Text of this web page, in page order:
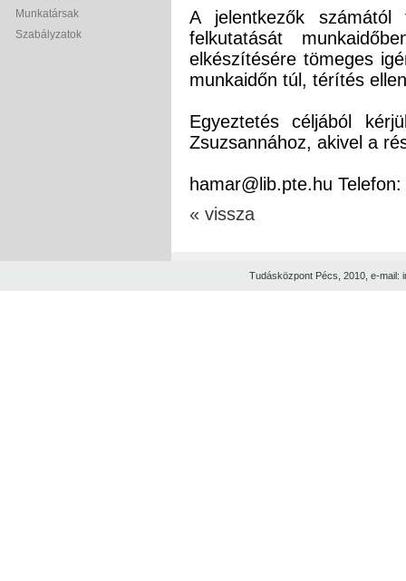
Munkatársak
Szabályzatok
A jelentkezők számától
felkutatását
elkészítésére tömeges
munkaidőn túl, térítés
Egyeztetés céljából
Zsuzsannához, akivel a
hamar@lib.pte.hu
« vissza
Tudásközpont Pécs, 2010, e-mail: